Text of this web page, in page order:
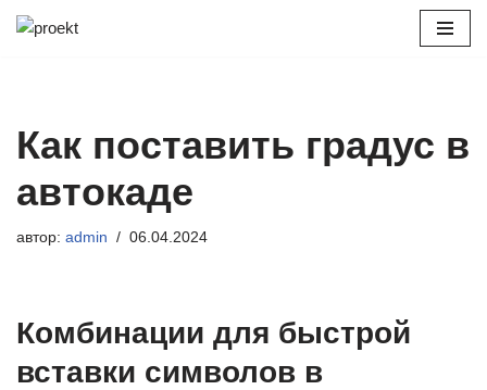
Как поставить градус в
автокаде
автор: admin 06.04.2024
Комбинации для быстрой
вставки символов в